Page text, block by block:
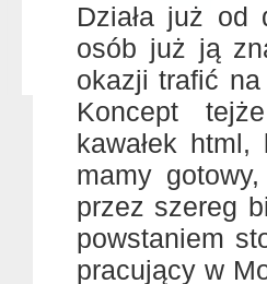
Działa już od
osób już ją
okazji trafić na
Koncept
kawałek
mamy
przez szereg
powstaniem
pracujący w